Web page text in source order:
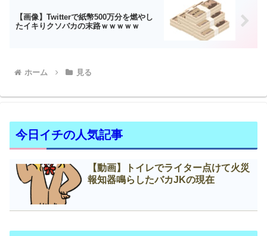
【画像】Twitterで紙幣500万分を燃やし
たイキりクソバカの末路ｗｗｗｗｗ
ホーム 見る
今日イチの人気記事
【動画】トイレでライター点けて火災
報知器鳴らしたバカJKの現在